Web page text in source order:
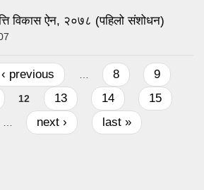
विकास ऐन, २०७८ (पहिलो संशोधन)
‹ previous 8
9
12 13 14
15
next › last »